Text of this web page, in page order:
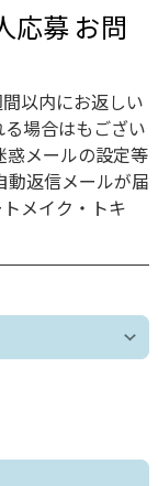
応募 お問
以内にお返しい
場合はもござい
惑メールの設定等
動返信メールが届
メイク・トキ